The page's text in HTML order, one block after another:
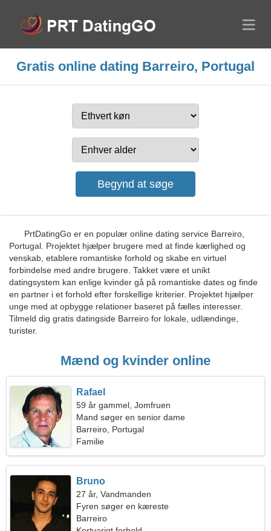
Gratis online dating Barreiro, Portugal
PrtDatingGo er en populær online dating service Barreiro,
Portugal. Projektet hjælper brugere med at finde kærlighed og
venskab, etablere romantiske forhold og skabe en virtuel
forbindelse med andre brugere. Takket være et unikt
datingsystem kan enlige kvinder gå på romantiske dates og finde
en partner i et forhold efter forskellige kriterier. Projektet hjælper
unge med at opbygge relationer baseret på fælles interesser.
Tilmeld dig gratis datingside Barreiro for lokale, udlændinge,
turister.
Mænd og kvinder online
Rafael
59 år gammel, Jomfruen
Mand søger en senior dame
Barreiro, Portugal
Familie
Bruno
27 år, Vandmanden
Fyren søger en kæreste
Barreiro